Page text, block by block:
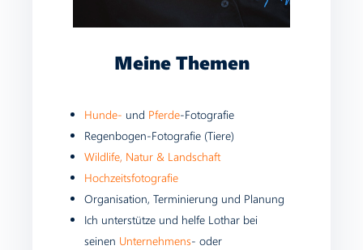
Meine Themen
Hunde- und Pferde-Fotografie
Regenbogen-Fotografie (Tiere)
Wildlife, Natur & Landschaft
Hochzeitsfotografie
Organisation, Terminierung und Planung
Ich unterstütze und helfe Lothar bei
seinen Unternehmens- oder